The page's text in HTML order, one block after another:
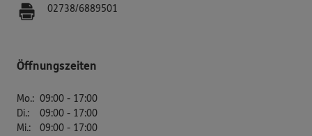
02738/6889501
Öffnungszeiten
Mo.: 09:00 - 17:00
Di.:
09:00 - 17:00
Mi.:
09:00 - 17:00